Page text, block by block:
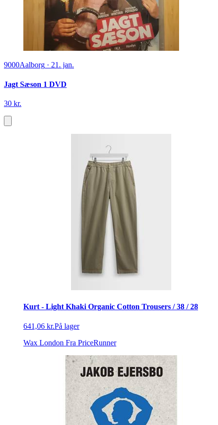
9000Aalborg · 21. jan.
Jagt Sæson 1 DVD
30 kr.
Kurt - Light Khaki Organic Cotton Trousers / 38 / 28
641,06 kr.På lager
Wax London Fra PriceRunner